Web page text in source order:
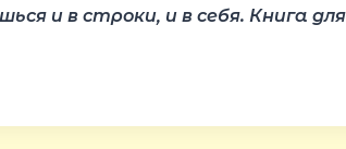
и в строки, и в себя. Книга